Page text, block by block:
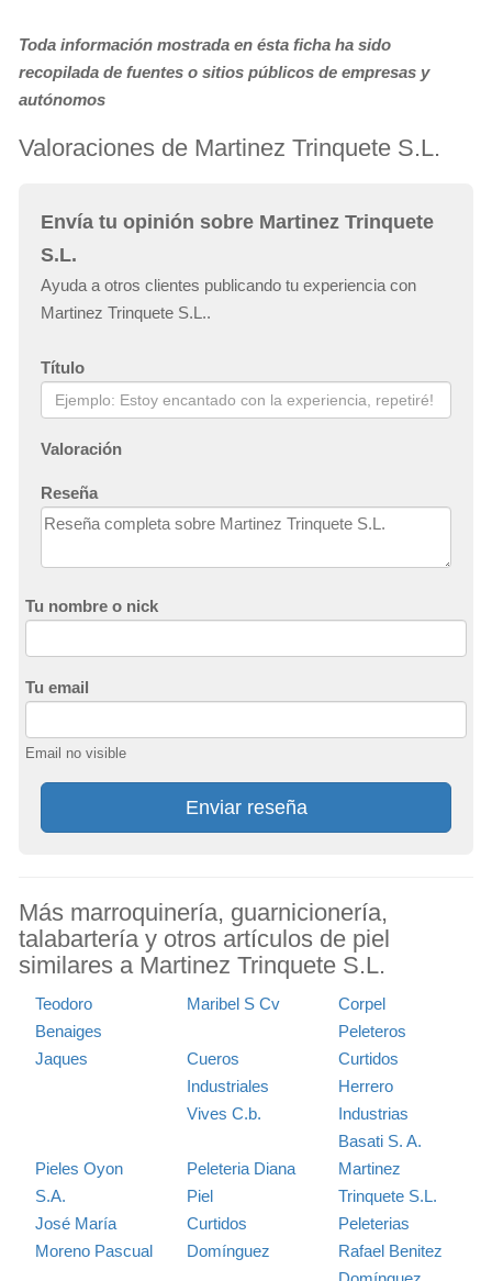
Toda información mostrada en ésta ficha ha sido
recopilada de fuentes o sitios públicos de empresas y
autónomos
Valoraciones de Martinez Trinquete S.L.
Envía tu opinión sobre Martinez Trinquete
S.L.
Ayuda a otros clientes publicando tu experiencia con
Martinez Trinquete S.L..
Título
Valoración
Reseña
Tu nombre o nick
Tu email
Email no visible
Enviar reseña
Más marroquinería, guarnicionería,
talabartería y otros artículos de piel
similares a Martinez Trinquete S.L.
Teodoro
Benaiges
Jaques
Maribel S Cv
Corpel
Peleteros
Cueros
Industriales
Vives C.b.
Curtidos
Herrero
Industrias
Basati S. A.
Pieles Oyon
S.A.
Peleteria Diana
Piel
Martinez
Trinquete S.L.
José María
Moreno Pascual
Curtidos
Domínguez
Peleterias
Rafael Benitez